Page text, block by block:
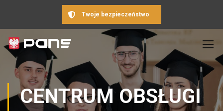
Twoje bezpieczeństwo
CENTRUM OBSŁUGI